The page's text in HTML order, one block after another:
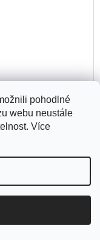
pohodlné
webu neustále
Více